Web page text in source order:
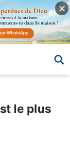
le plus